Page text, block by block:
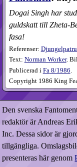
Dogai Singh har
guldskatt till Zheta-
fasa!
Referenser:
Text: Norman Worker.
Publicerad i Fa8​/1986.
Copyright 1986 King
Den svenska
redaktör är Andreas
Inc. Dessa sidor är
tillgängliga.
presenteras här genom